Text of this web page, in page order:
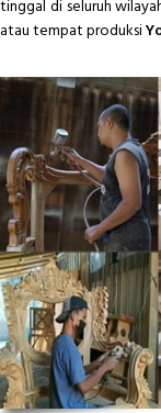
tinggal di seluruh
atau tempat produksi